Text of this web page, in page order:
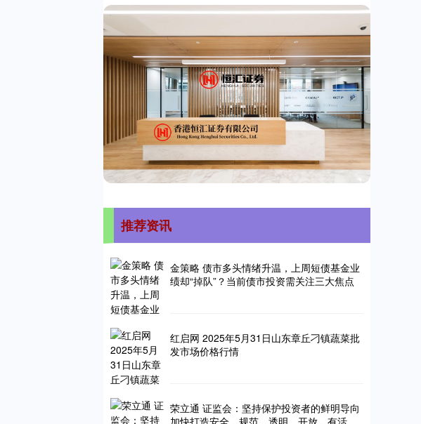
推荐资讯
金策略 债市多头情绪升温，上周短债基金业
绩却“掉队”？当前债市投资需关注三大焦点
红启网 2025年5月31日山东章丘刁镇蔬菜批
发市场价格行情
荣立通 证监会：坚持保护投资者的鲜明导向